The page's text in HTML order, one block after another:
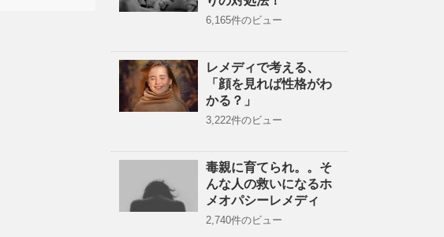
6,165件のビュー
レメディで考える、
「顔を見れば性格がわ
かる？」
3,222件のビュー
毒親に育てられ。。そ
んな人の救いになるホ
メオパシーレメディ
2,740件のビュー